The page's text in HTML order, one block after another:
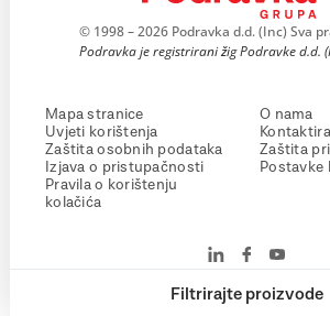
Filtrirajte proizvode
© 1998 – 2026 Podravka d.d. (Inc) Sva
Podravka je registrirani žig Podravke d.d.
Mapa stranice
Uvjeti korištenja
Zaštita osobnih podataka
Izjava o pristupačnosti
Pravila o korištenju
kolačića
O nama
Zaštita
Postavke